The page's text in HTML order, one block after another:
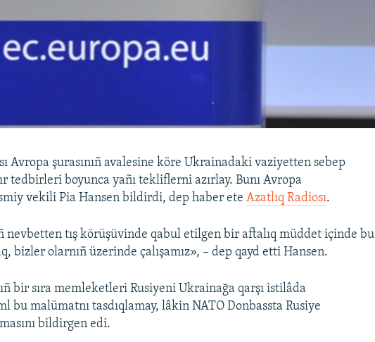
Avropa şurasınıñ avalesine köre Ukrainadaki vaziyetten sebep
tedbirleri boyunca yañı tekliflerni azırlay. Bunı Avropa
vekili Pia Hansen bildirdi, dep haber eteAzatlıq Radiosı.
nevbetten tış körüşüvinde qabul etilgen bir aftalıq müddet içinde bu
bizler olarnıñ üzerinde çalışamız», – dep qayd etti Hansen.
bir sıra memleketleri Rusiyeni Ukrainağa qarşı istilâda
bu malümatnı tasdıqlamay, lâkin NATO Donbassta Rusiye
bildirgen edi.